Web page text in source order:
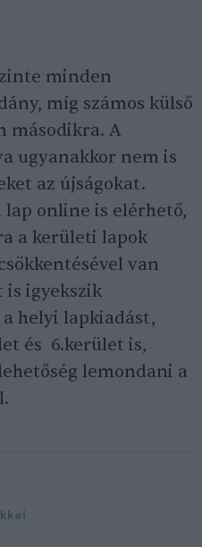
minden
míg számos külső
másodikra. A
ugyanakkor nem is
az újságokat.
online is elérhető,
a kerületi lapok
van
is igyekszik
helyi lapkiadást,
és 6.kerület is,
lemondani a